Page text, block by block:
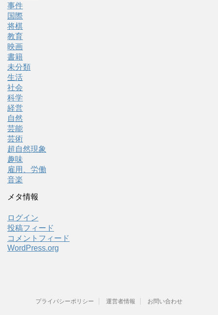
事件
国際
将棋
教育
映画
書籍
未分類
生活
社会
科学
経営
自然
芸能
芸術
超自然現象
趣味
雇用、労働
音楽
メタ情報
ログイン
投稿フィード
コメントフィード
WordPress.org
プライバシーポリシー 運営者情報 お問い合わせ